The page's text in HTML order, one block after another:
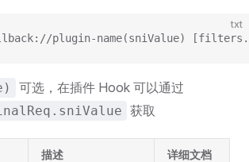
txt
plugin-name(sniValue)
可选，在插件 Hook 可以通过
获取
描述 详细文档